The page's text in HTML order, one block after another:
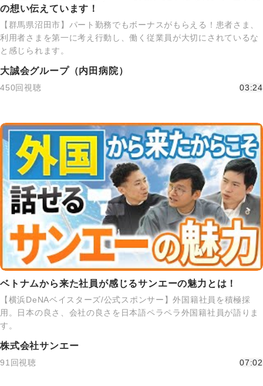
の想い伝えています！
【群馬県沼田市】パート勤務でもボーナスがもらえる！患者さま、
利用者さまを第一に考え行動し、働く従業員が大切にされているな
と感じられます。
大誠会グループ（内田病院）
450回視聴 03:24
ベトナムから来た社員が感じるサンエーの魅力とは！
【横浜DeNAベイスターズ/公式スポンサー】外国籍社員を積極採
用。日本の良さ、会社の良さを日本語ペラペラ外国籍社員が語りま
す。
株式会社サンエー
91回視聴 07:02